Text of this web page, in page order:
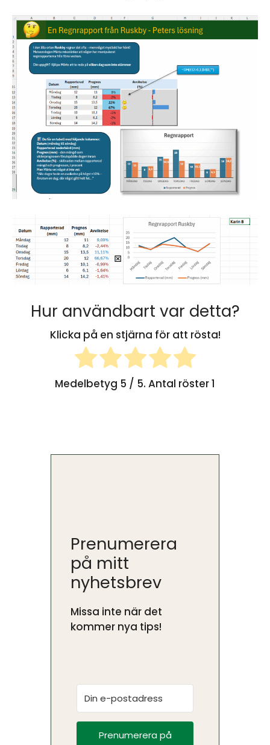
Hur användbart var detta?
Klicka på en stjärna för att rösta!
Medelbetyg 5 / 5. Antal röster1
Prenumerera
på mitt
nyhetsbrev
Missa inte när det
kommer nya tips!
Prenumerera på